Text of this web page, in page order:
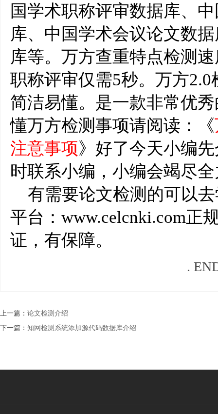
国学术职称评审数据库、
库、中国学术会议论文数
库等。万方查重特点检测
职称评审仅需5秒。万方
简洁易懂。是一款非常优
懂万方检测事项请阅读：《
注意事项》好了今天小编
时联系小编，小编会竭尽
有需要论文检测的可以
平台：www.celcnki.com正
证，有保障。
.
上一篇： 论文检测介绍
下一篇： 知网检测系统添加源代码数据库介绍